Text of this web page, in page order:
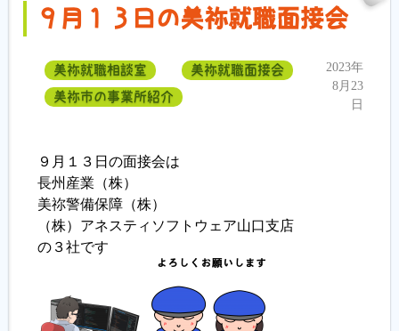
相談室とは？
利用者の声
求人情報検索
各種セミナー
履歴書ジェネレーター
９月１３日の美祢就職面接会
美祢就職相談室
美祢就職面接会
美祢市の事業所紹介
2023年
8月23
日
９月１３日の面接会は
長州産業（株）
美祢警備保障（株）
（株）アネスティソフトウェア山口支店
の３社です